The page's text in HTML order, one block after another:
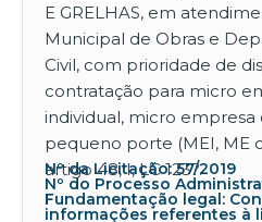
E GRELHAS, em
Municipal de Obras e
Civil, com prioridade de
contratação para micro
individual, micro
pequeno porte (MEI, ME
artigo 48, I, LC 123?.
Nº da Licitação: 57/2019
Nº do Processo
Fundamentação legal:
informações referentes à